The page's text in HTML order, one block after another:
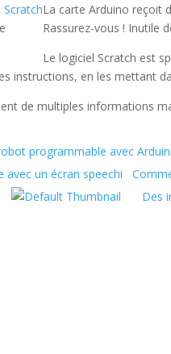
La carte Arduino reçoit
Rassurez-vous ! Inutile
Le logiciel Scratch est
instructions, en les mettant
de multiples informations
programmable avec
Des